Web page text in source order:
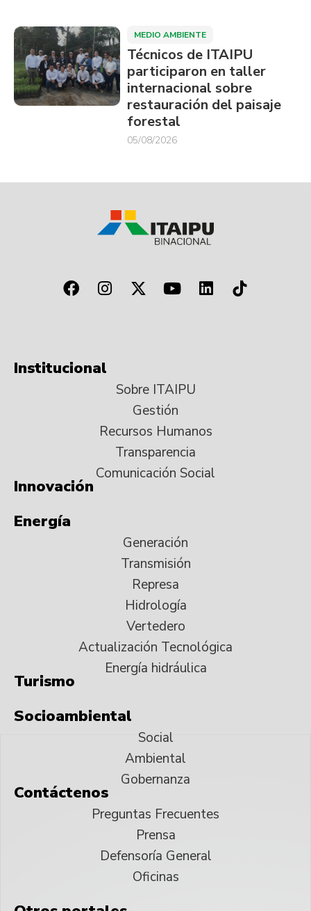
MEDIO AMBIENTE
Técnicos de ITAIPU
participaron en taller
internacional sobre
restauración del paisaje
forestal
05/08/2026
Institucional
Sobre ITAIPU
Gestión
Recursos Humanos
Transparencia
Comunicación Social
Innovación
Energía
Generación
Transmisión
Represa
Hidrología
Vertedero
Actualización Tecnológica
Energía hidráulica
Turismo
Socioambiental
Social
Ambiental
Gobernanza
Contáctenos
Preguntas Frecuentes
Prensa
Defensoría General
Oficinas